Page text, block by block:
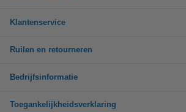
Klantenservice
Ruilen en retourneren
Bedrijfsinformatie
Toegankelijkheidsverklaring